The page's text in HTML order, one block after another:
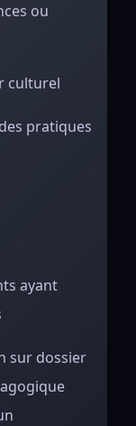
ou
culturel
pratiques
ayant
sur dossier